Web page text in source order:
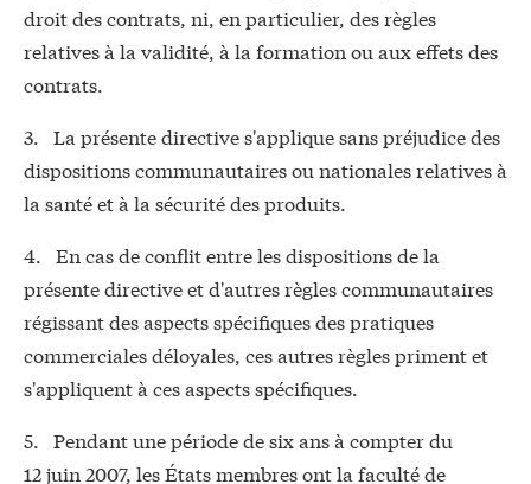
droit des contrats, ni, en particulier, des règles
relatives à la validité, à la formation ou aux effets des
contrats.
3. La présente directive s'applique sans préjudice des
dispositions communautaires ou nationales relatives à
la santé et à la sécurité des produits.
4. En cas de conflit entre les dispositions de la
présente directive et d'autres règles communautaires
régissant des aspects spécifiques des pratiques
commerciales déloyales, ces autres règles priment et
s'appliquent à ces aspects spécifiques.
5. Pendant une période de six ans à compter du
12 juin 2007, les États membres ont la faculté de